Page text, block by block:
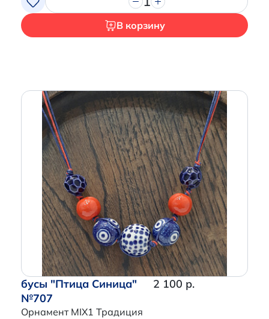
В корзину
бусы "Птица Синица"
№707
Орнамент MIX1 Традиция
2 100 р.